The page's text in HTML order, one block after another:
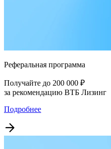
Реферальная программа
Получайте до 200 000 ₽
за рекомендацию ВТБ Лизинг
Подробнее